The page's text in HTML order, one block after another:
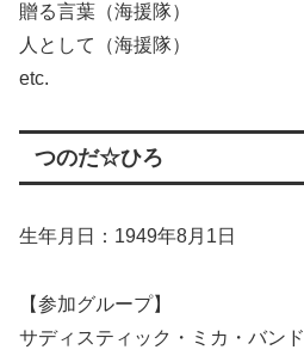
贈る言葉（海援隊）
人として（海援隊）
etc.
つのだ☆ひろ
生年月日：1949年8月1日
【参加グループ】
サディスティック・ミカ・バンド